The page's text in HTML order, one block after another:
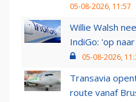
05-08-2026, 11:57
Willie Walsh
IndiGo: 'op
05-08-2026,
Transavia
route vanaf